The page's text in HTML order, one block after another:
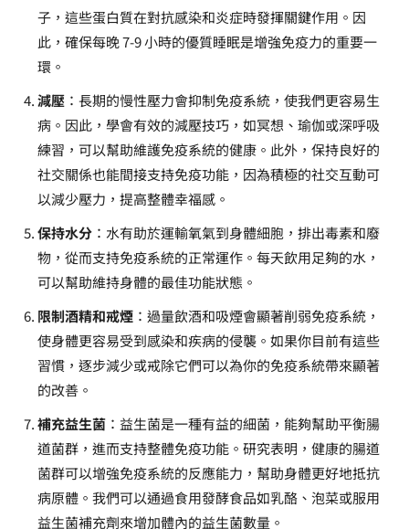
子，這些蛋白質在對抗感染和炎症時發揮關鍵作用。因
此，確保每晚 7-9 小時的優質睡眠是增強免疫力的重要一
環。
減壓 ：長期的慢性壓力會抑制免疫系統，使我們更容易生
病。因此，學會有效的減壓技巧，如冥想、瑜伽或深呼吸
練習，可以幫助維護免疫系統的健康。此外，保持良好的
社交關係也能間接支持免疫功能，因為積極的社交互動可
以減少壓力，提高整體幸福感。
保持水分 ：水有助於運輸氧氣到身體細胞，排出毒素和廢
物，從而支持免疫系統的正常運作。每天飲用足夠的水，
可以幫助維持身體的最佳功能狀態。
限制酒精和戒煙 ：過量飲酒和吸煙會顯著削弱免疫系統，
使身體更容易受到感染和疾病的侵襲。如果你目前有這些
習慣，逐步減少或戒除它們可以為你的免疫系統帶來顯著
的改善。
補充益生菌 ：益生菌是一種有益的細菌，能夠幫助平衡腸
道菌群，進而支持整體免疫功能。研究表明，健康的腸道
菌群可以增強免疫系統的反應能力，幫助身體更好地抵抗
病原體。我們可以通過食用發酵食品如乳酪、泡菜或服用
益生菌補充劑來增加體內的益生菌數量。